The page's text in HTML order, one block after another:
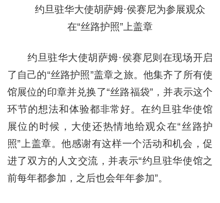
约旦驻华大使胡萨姆·侯赛尼为参展观众
在“丝路护照”上盖章
约旦驻华大使胡萨姆·侯赛尼则在现场开启
了自己的“丝路护照”盖章之旅。他集齐了所有使
馆展位的印章并兑换了“丝路福袋”，并表示这个
环节的想法和体验都非常好。在约旦驻华使馆
展位的时候，大使还热情地给观众在“丝路护
照”上盖章。他感谢有这样一个活动和机会，促
进了双方的人文交流，并表示“约旦驻华使馆之
前每年都参加，之后也会年年参加”。